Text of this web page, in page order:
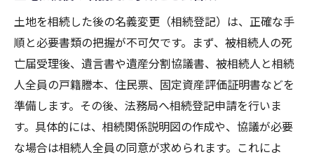
土地を相続した後の名義変更（相続登記）は、正確な手
順と必要書類の把握が不可欠です。まず、被相続人の死
亡届受理後、遺言書や遺産分割協議書、被相続人と相続
人全員の戸籍謄本、住民票、固定資産評価証明書などを
準備します。その後、法務局へ相続登記申請を行いま
す。具体的には、相続関係説明図の作成や、協議が必要
な場合は相続人全員の同意が求められます。これによ